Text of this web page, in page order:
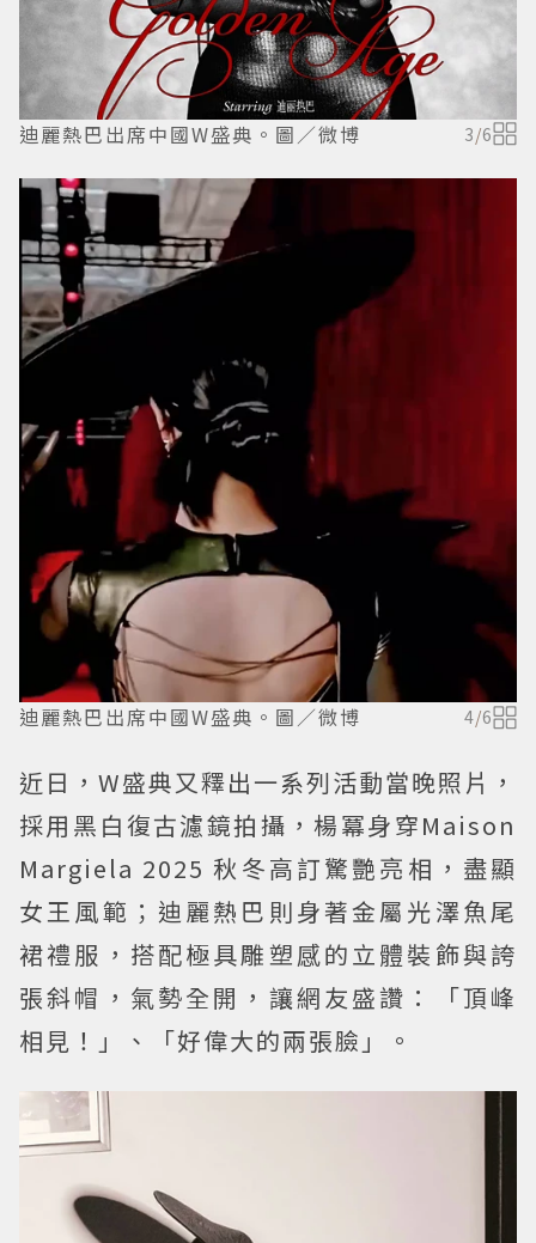
迪麗熱巴出席中國W盛典。圖／微博 3/6
迪麗熱巴出席中國W盛典。圖／微博 4/6
近日，W盛典又釋出一系列活動當晚照片，
採用黑白復古濾鏡拍攝，楊冪身穿Maison
Margiela 2025 秋冬高訂驚艷亮相，盡顯
女王風範；迪麗熱巴則身著金屬光澤魚尾
裙禮服，搭配極具雕塑感的立體裝飾與誇
張斜帽，氣勢全開，讓網友盛讚：「頂峰
相見！」、「好偉大的兩張臉」。